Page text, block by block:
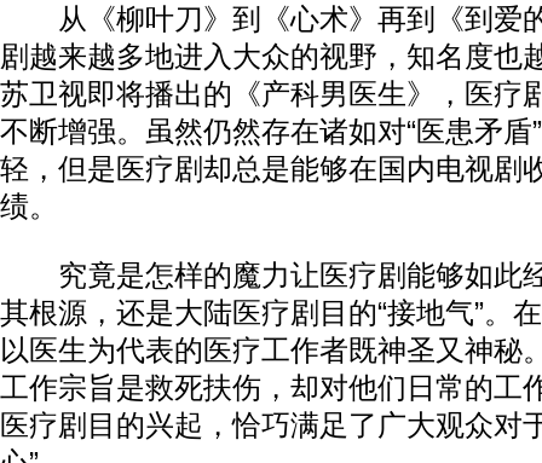
从《柳叶刀》到《心术》再到《到爱
剧越来越多地进入大众的视野，知名度也
苏卫视即将播出的《产科男医生》，医疗
不断增强。虽然仍然存在诸如对“医患矛盾
轻，但是医疗剧却总是能够在国内电视剧
绩。
究竟是怎样的魔力让医疗剧能够如此
其根源，还是大陆医疗剧目的“接地气”。
以医生为代表的医疗工作者既神圣又神秘
工作宗旨是救死扶伤，却对他们日常的工
医疗剧目的兴起，恰巧满足了广大观众对